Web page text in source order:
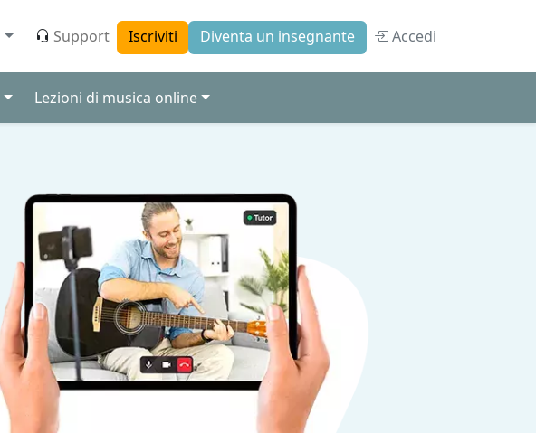
Support Iscriviti Diventa un insegnante Accedi
Lezioni di musica online